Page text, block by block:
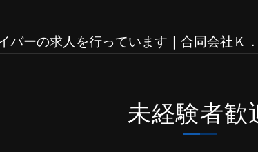
バーの求人を行っています｜合同会社Ｋ
未経験者歓